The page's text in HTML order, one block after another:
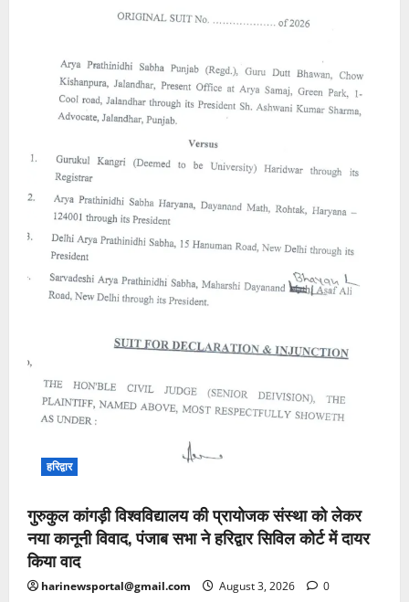
हरिद्वार
गुरुकुल कांगड़ी विश्वविद्यालय की प्रायोजक संस्था को लेकर
नया कानूनी विवाद, पंजाब सभा ने हरिद्वार सिविल कोर्ट में दायर
किया वाद
harinewsportal@gmail.com August 3, 2026 0